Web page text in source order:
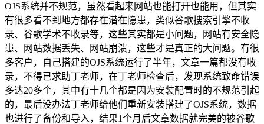
OJS系统并不规范，虽然看起来网站也能打开也能用，但其实
有很多看不到地方都存在潜在隐患，类似谷歌搜索引擎不收
录、谷歌学术不收录等，这些其实都是小问题，网站有安全隐
患、网站数据丢失、网站崩溃，这些才是真正的大问题。有很
多客户，自己搭建的OJS系统运行了半年，文章一篇都没有收
录，不得已求助丁老师，在丁老师检查后，发现系统致命错误
多达20多个，其中有十几个都是因为安装配置时的不规范引起
的，最后没办法丁老师给他们重新安装搭建了OJS系统，数据
也进行了备份和导入，结果1个月后文章数据就完美的被谷歌